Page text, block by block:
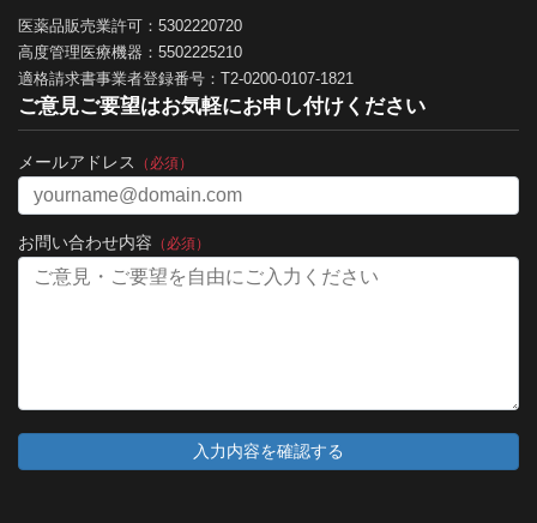
医薬品販売業許可：5302220720
高度管理医療機器：5502225210
適格請求書事業者登録番号：T2-0200-0107-1821
ご意見ご要望はお気軽にお申し付けください
メールアドレス （必須）
お問い合わせ内容 （必須）